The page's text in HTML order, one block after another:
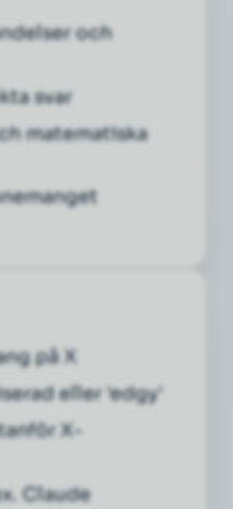
och
svar
matematiska
på X
eller 'edgy'
X-
Claude